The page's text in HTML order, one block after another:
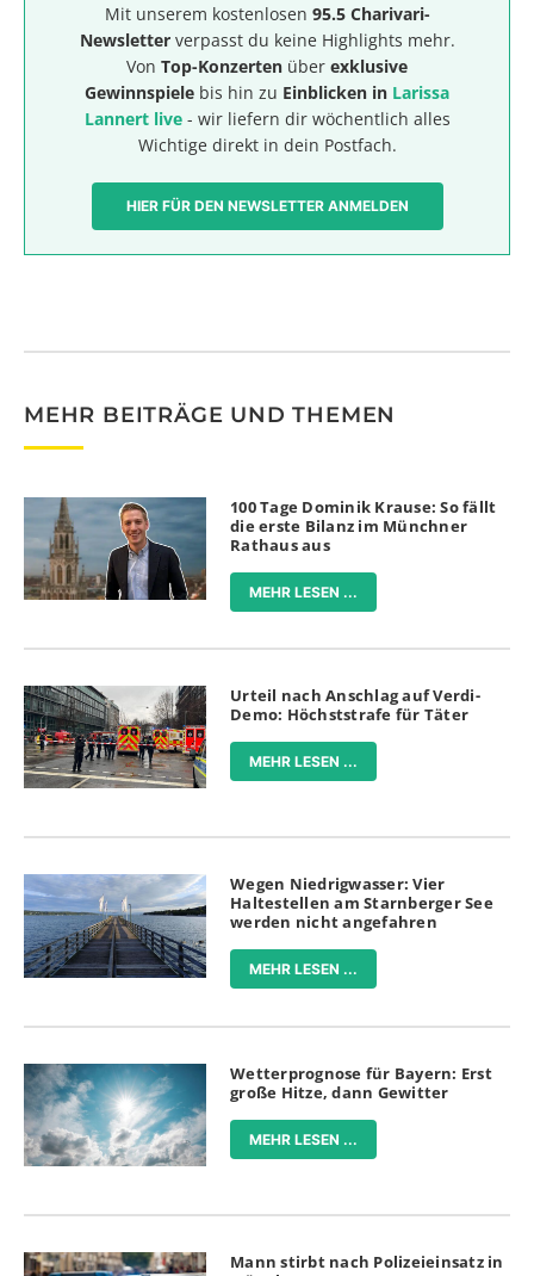
Mit unserem kostenlosen 95.5 Charivari-
Newsletterverpasst du keine Highlights mehr.
Von Top-Konzerten über exklusive
Gewinnspiele bis hin zu Einblicken in Larissa
Lannert live- wir liefern dir wöchentlich alles
Wichtige direkt in dein Postfach.
HIER FÜR DEN NEWSLETTER ANMELDEN
MEHR BEITRÄGE UND THEMEN
100 Tage Dominik Krause: So fällt
die erste Bilanz im Münchner
Rathaus aus
MEHR LESEN ...
Urteil nach Anschlag auf Verdi-
Demo: Höchststrafe für Täter
MEHR LESEN ...
Wegen Niedrigwasser: Vier
Haltestellen am Starnberger See
werden nicht angefahren
MEHR LESEN ...
Wetterprognose für Bayern: Erst
große Hitze, dann Gewitter
MEHR LESEN ...
Mann stirbt nach Polizeieinsatz in